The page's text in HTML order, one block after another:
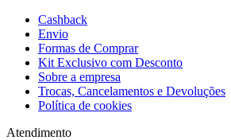
Cashback
Envio
Formas de Comprar
Kit Exclusivo com Desconto
Sobre a empresa
Trocas, Cancelamentos e Devoluções
Política de cookies
Atendimento